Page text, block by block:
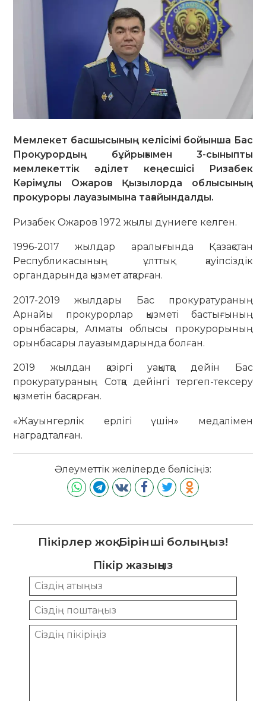
Мемлекет басшысының келісімі бойынша Бас
Прокурордың бұйрығымен 3-сыныпты
мемлекеттік әділет кеңесшісі Ризабек
Кәрімұлы Ожаров Қызылорда облысының
прокуроры лауазымына тағайындалды.
Ризабек Ожаров 1972 жылы дүниеге келген.
1996-2017 жылдар аралығында Қазақстан
Республикасының ұлттық қауіпсіздік
органдарында қызмет атқарған.
2017-2019 жылдары Бас прокуратураның
Арнайы прокурорлар қызметі бастығының
орынбасары, Алматы облысы прокурорының
орынбасары лауазымдарында болған.
2019 жылдан қазіргі уақытқа дейін Бас
прокуратураның Сотқа дейінгі тергеп-тексеру
қызметін басқарған.
«Жауынгерлік ерлігі үшін» медалімен
наградталған.
Әлеуметтік желілерде бөлісіңіз:
Пікірлер жоқ. Бірінші болыңыз!
Пікір жазыңыз